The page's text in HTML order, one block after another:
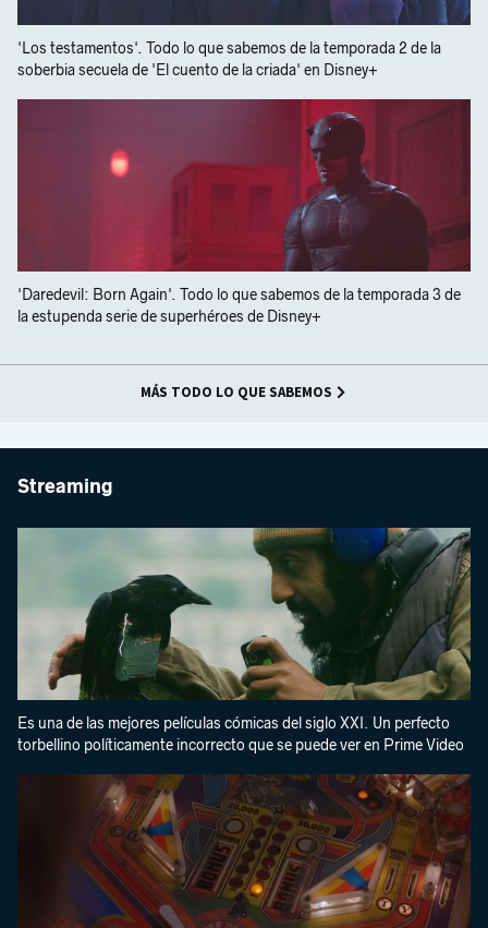
'Los testamentos'. Todo lo que sabemos de la temporada 2 de la
soberbia secuela de 'El cuento de la criada' en Disney+
'Daredevil: Born Again'. Todo lo que sabemos de la temporada 3 de
la estupenda serie de superhéroes de Disney+
MÁS TODO LO QUE SABEMOS
Streaming
Es una de las mejores películas cómicas del siglo XXI. Un perfecto
torbellino políticamente incorrecto que se puede ver en Prime Video